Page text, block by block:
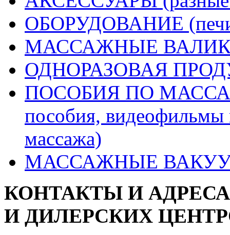
ОБОРУДОВАНИЕ (печи
МАССАЖНЫЕ
ОДНОРАЗОВАЯ
ПОСОБИЯ ПО
пособия, видеофильмы
массажа)
МАССАЖНЫЕ
КОНТАКТЫ И
И ДИЛЕРСКИХ